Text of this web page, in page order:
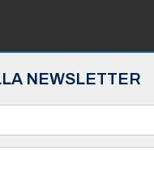
NEWSLETTER